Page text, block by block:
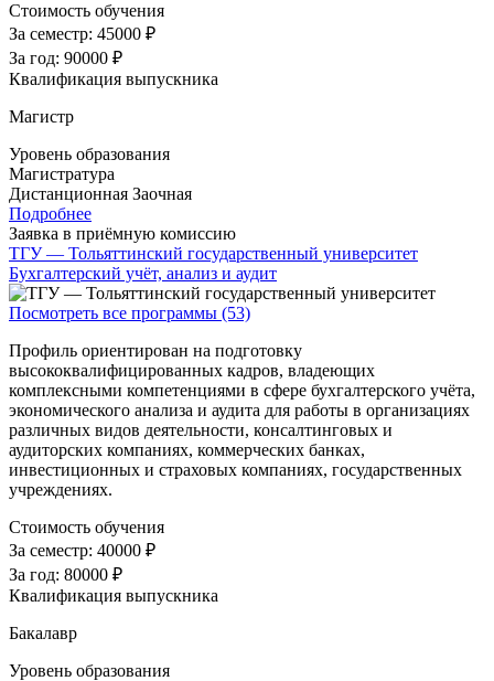
Стоимость обучения
За семестр: 45000 ₽
За год: 90000 ₽
Квалификация выпускника
Магистр
Уровень образования
Магистратура
Дистанционная Заочная
Подробнее
Заявка в приёмную комиссию
ТГУ — Тольяттинский государственный университет
Бухгалтерский учёт, анализ и аудит
Посмотреть все программы (53)
Профиль ориентирован на подготовку
высококвалифицированных кадров, владеющих
комплексными компетенциями в сфере бухгалтерского учёта,
экономического анализа и аудита для работы в организациях
различных видов деятельности, консалтинговых и
аудиторских компаниях, коммерческих банках,
инвестиционных и страховых компаниях, государственных
учреждениях.
Стоимость обучения
За семестр: 40000 ₽
За год: 80000 ₽
Квалификация выпускника
Бакалавр
Уровень образования